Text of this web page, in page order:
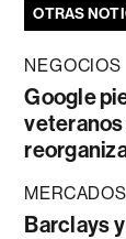
OTRAS
NEGOCIOS
Google
veteranos
MERCADOS
Barclays